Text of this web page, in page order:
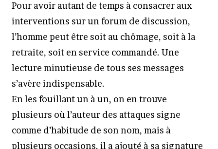
Pour avoir autant de temps à consacrer aux
interventions sur un forum de discussion,
l’homme peut être soit au chômage, soit à la
retraite, soit en service commandé. Une
lecture minutieuse de tous ses messages
s’avère indispensable.
En les fouillant un à un, on en trouve
plusieurs où l’auteur des attaques signe
comme d’habitude de son nom, mais à
plusieurs occasions, il a ajouté à sa signature